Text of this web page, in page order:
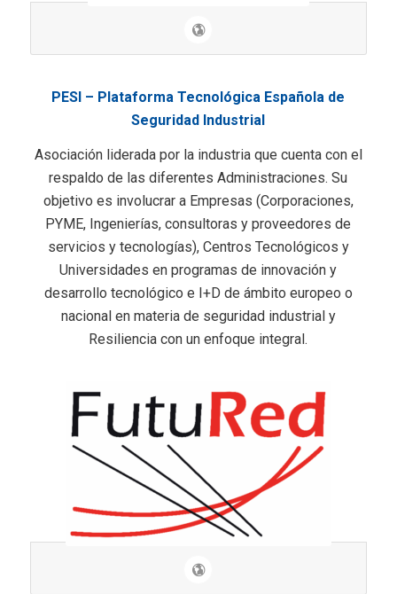
PESI – Plataforma Tecnológica Española de
Seguridad Industrial
Asociación liderada por la industria que cuenta con el
respaldo de las diferentes Administraciones. Su
objetivo es involucrar a Empresas (Corporaciones,
PYME, Ingenierías, consultoras y proveedores de
servicios y tecnologías), Centros Tecnológicos y
Universidades en programas de innovación y
desarrollo tecnológico e I+D de ámbito europeo o
nacional en materia de seguridad industrial y
Resiliencia con un enfoque integral.